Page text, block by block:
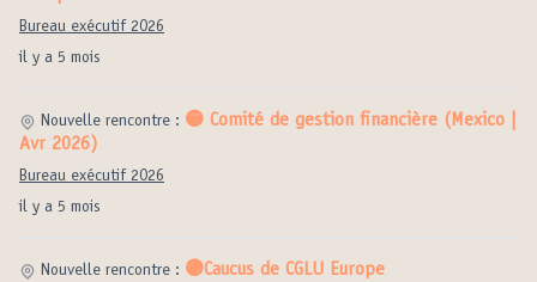
il y a 5 mois
Bureau exécutif 2026
il y a 5 mois
Nouvelle rencontre : 🟡 Comité de gestion financière (Mexico |
Avr 2026)
Bureau exécutif 2026
Nouvelle rencontre : 🟣Caucus de CGLU Europe